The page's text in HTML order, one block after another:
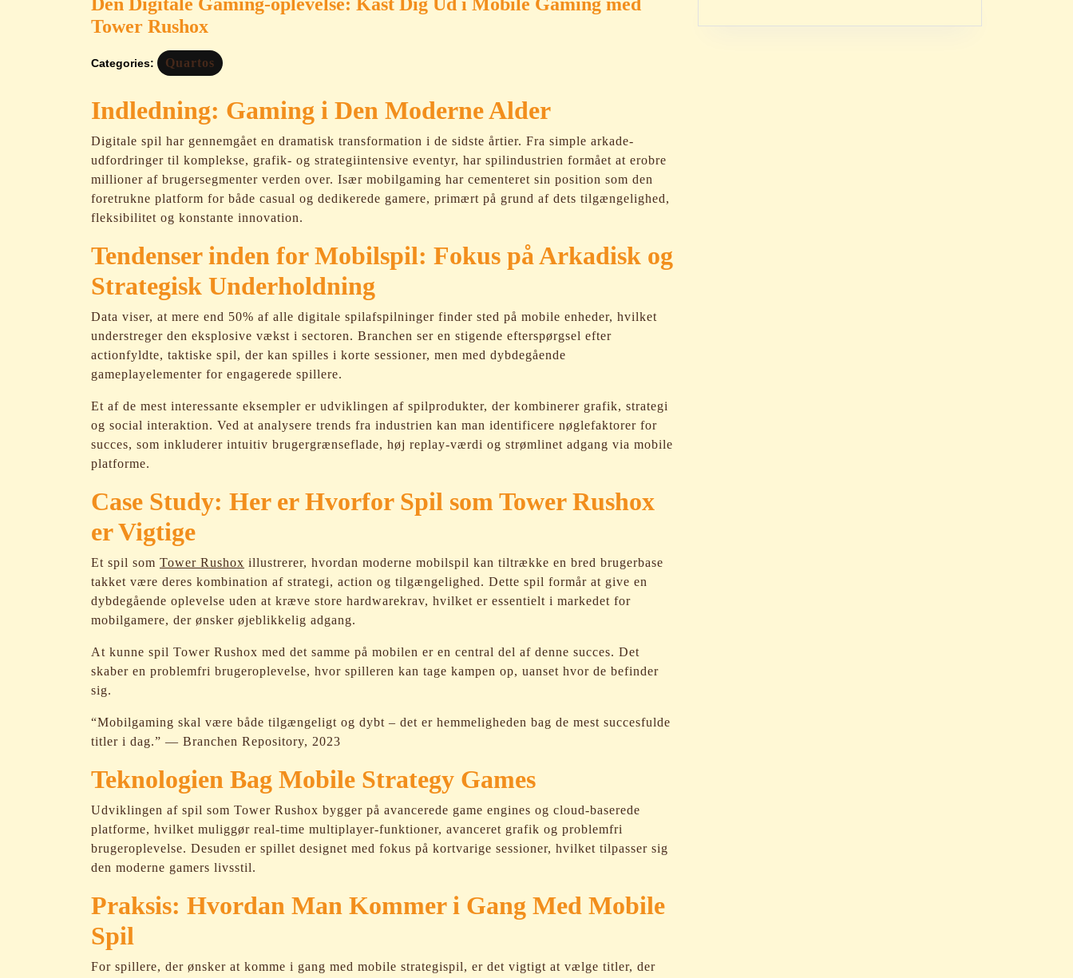
Tower Rushox
Categories: Quartos
Indledning: Gaming i Den Moderne Alder
Digitale spil har gennemgået en dramatisk transformation i de sidste årtier. Fra simple arkade-
udfordringer til komplekse, grafik- og strategiintensive eventyr, har spilindustrien formået at erobre
millioner af brugersegmenter verden over. Især mobilgaming har cementeret sin position som den
foretrukne platform for både casual og dedikerede gamere, primært på grund af dets tilgængelighed,
fleksibilitet og konstante innovation.
Tendenser inden for Mobilspil: Fokus på Arkadisk og
Strategisk Underholdning
Data viser, at mere end 50% af alle digitale spilafspilninger finder sted på mobile enheder, hvilket
understreger den eksplosive vækst i sectoren. Branchen ser en stigende efterspørgsel efter
actionfyldte, taktiske spil, der kan spilles i korte sessioner, men med dybdegående
gameplayelementer for engagerede spillere.
Et af de mest interessante eksempler er udviklingen af spilprodukter, der kombinerer grafik, strategi
og social interaktion. Ved at analysere trends fra industrien kan man identificere nøglefaktorer for
succes, som inkluderer intuitiv brugergrænseflade, høj replay-værdi og strømlinet adgang via mobile
platforme.
Case Study: Her er Hvorfor Spil som Tower Rushox
er Vigtige
Et spil som Tower Rushox illustrerer, hvordan moderne mobilspil kan tiltrække en bred brugerbase
takket være deres kombination af strategi, action og tilgængelighed. Dette spil formår at give en
dybdegående oplevelse uden at kræve store hardwarekrav, hvilket er essentielt i markedet for
mobilgamere, der ønsker øjeblikkelig adgang.
At kunne spil Tower Rushox med det samme på mobilen er en central del af denne succes. Det
skaber en problemfri brugeroplevelse, hvor spilleren kan tage kampen op, uanset hvor de befinder
sig.
“Mobilgaming skal være både tilgængeligt og dybt – det er hemmeligheden bag de mest succesfulde
titler i dag.” — Branchen Repository, 2023
Teknologien Bag Mobile Strategy Games
Udviklingen af spil som Tower Rushox bygger på avancerede game engines og cloud-baserede
platforme, hvilket muliggør real-time multiplayer-funktioner, avanceret grafik og problemfri
brugeroplevelse. Desuden er spillet designet med fokus på kortvarige sessioner, hvilket tilpasser sig
den moderne gamers livsstil.
Praksis: Hvordan Man Kommer i Gang Med Mobile
Spil
For spillere, der ønsker at komme i gang med mobile strategispil, er det vigtigt at vælge titler, der